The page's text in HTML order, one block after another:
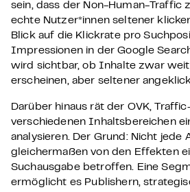
sein, dass der Non-Human-Traffic
echte Nutzer*innen seltener
Blick auf die Klickrate pro
Impressionen in der Google
wird sichtbar, ob Inhalte zwar
erscheinen, aber seltener
Darüber hinaus rät der OVK,
verschiedenen Inhaltsbereichen
analysieren. Der Grund: Nicht jede
gleichermaßen von den Effekten
Suchausgabe betroffen. Eine
ermöglicht es Publishern,